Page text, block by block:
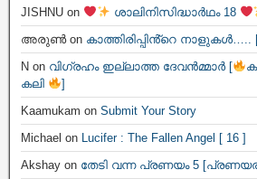
JISHNU on ശാലിനിസിദ്ധാർഥം 18
അരുൺon കാത്തിരിപ്പിൻ്റെ
N on വിഗ്രഹം ഇല്ലാത്ത ദേവൻമ്മാർ [
കലി
]
Kaamukam on Submit Your Story
Michael on Lucifer : The Fallen Angel [ 16 ]
Akshay on തേടി വന്ന പ്രണയം 5